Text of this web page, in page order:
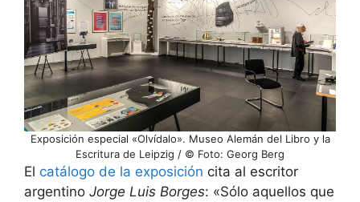
Exposición especial «Olvídalo». Museo Alemán del Libro y la
Escritura de Leipzig / © Foto: Georg Berg
El catálogo de la exposición cita al escritor
argentino Jorge Luis Borges: «Sólo aquellos que